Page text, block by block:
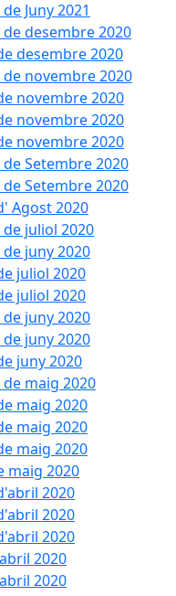
Juny 2021
de desembre 2020
desembre 2020
de novembre 2020
novembre 2020
novembre 2020
novembre 2020
de Setembre 2020
de Setembre 2020
Agost 2020
de juliol 2020
de juny 2020
juliol 2020
juliol 2020
de juny 2020
de juny 2020
juny 2020
de maig 2020
maig 2020
maig 2020
maig 2020
maig 2020
2020
2020
2020
2020
2020